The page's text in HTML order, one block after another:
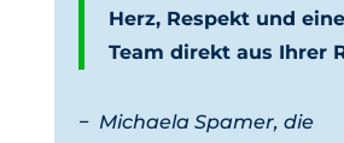
Herz, Respekt und
Team direkt aus Ihrer
− Michaela Spamer, die